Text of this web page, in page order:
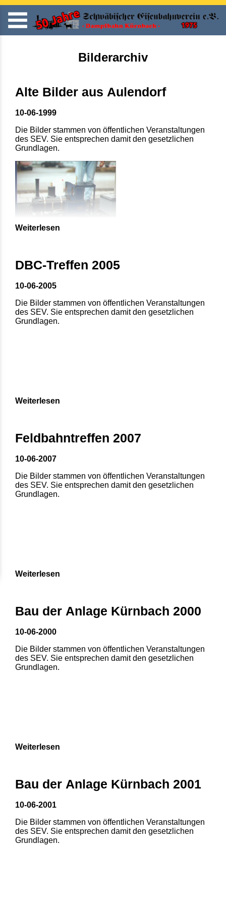
Bilderarchiv
Alte Bilder aus Aulendorf
10-06-1999
Die Bilder stammen von öffentlichen Veranstaltungen
des SEV. Sie entsprechen damit den gesetzlichen
Grundlagen.
Weiterlesen
DBC-Treffen 2005
10-06-2005
Die Bilder stammen von öffentlichen Veranstaltungen
des SEV. Sie entsprechen damit den gesetzlichen
Grundlagen.
Weiterlesen
Feldbahntreffen 2007
10-06-2007
Die Bilder stammen von öffentlichen Veranstaltungen
des SEV. Sie entsprechen damit den gesetzlichen
Grundlagen.
Weiterlesen
Bau der Anlage Kürnbach 2000
10-06-2000
Die Bilder stammen von öffentlichen Veranstaltungen
des SEV. Sie entsprechen damit den gesetzlichen
Grundlagen.
Weiterlesen
Bau der Anlage Kürnbach 2001
10-06-2001
Die Bilder stammen von öffentlichen Veranstaltungen
des SEV. Sie entsprechen damit den gesetzlichen
Grundlagen.